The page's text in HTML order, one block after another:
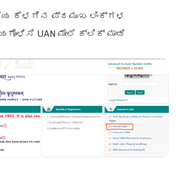
ಕೆಳಗಿನ ಪ್ರಮುಖ ಲಿಂಕ್‌ಗಳ
UAN ಮೇಲೆ ಕ್ಲಿಕ್ ಮಾಡಿ